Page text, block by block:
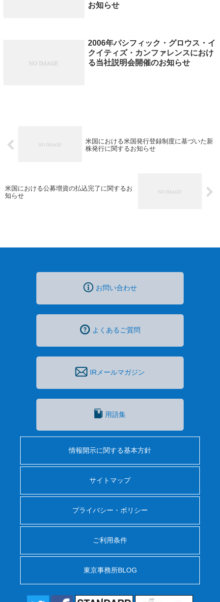
お知らせ
2006年パシフィック・グロウス・イ
クイティズ・カンファレンスにおけ
る当社説明会開催のお知らせ
米国における米国発行登録制度に基づいた新
株発行に関するお知らせ
米国における公募増資の払込完了に関するお
知らせ
お問い合わせ
よくあるご質問
IRメールマガジン
用語集
情報開示に関する基本方針
サイトマップ
プライバシー・ポリシー
ご利用条件
東京事務所BLOG